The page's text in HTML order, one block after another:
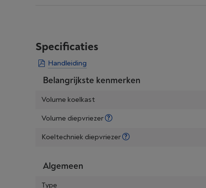
Specificaties
Handleiding
Belangrijkste kenmerken
Volume koelkast
Volume diepvriezer
Koeltechniek diepvriezer
Algemeen
Type